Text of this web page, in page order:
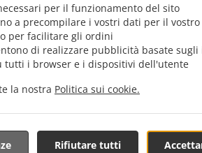
per il funzionamento del sito
a precompilare i vostri dati per il
per facilitare gli ordini
di realizzare pubblicità basate sugli
tutti i browser e i dispositivi dell'utente
la nostra Politica sui cookie.
Rifiutare tutti
Plateau aperò
Goûtez la meilleure
panettone salé à prix spécial